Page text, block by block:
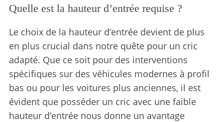
Quelle est la hauteur d’entrée requise ?
Le choix de la hauteur d’entrée devient de plus
en plus crucial dans notre quête pour un cric
adapté. Que ce soit pour des interventions
spécifiques sur des véhicules modernes à profil
bas ou pour les voitures plus anciennes, il est
évident que posséder un cric avec une faible
hauteur d’entrée nous donne un avantage